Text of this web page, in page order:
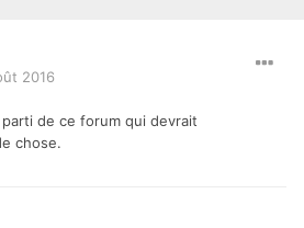
2016
de ce forum qui devrait
chose.